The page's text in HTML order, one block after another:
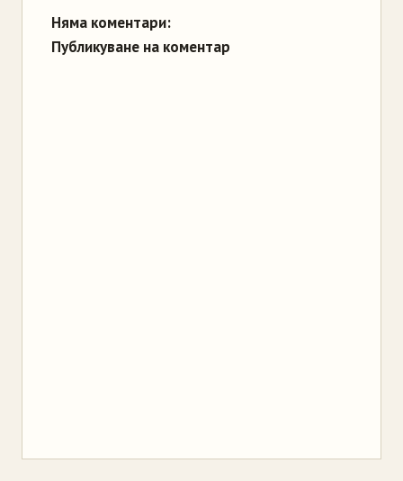
Няма коментари:
Публикуване на коментар